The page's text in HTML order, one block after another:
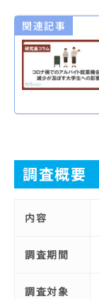
関連記事
調査概要
内容
調査期間
調査対象